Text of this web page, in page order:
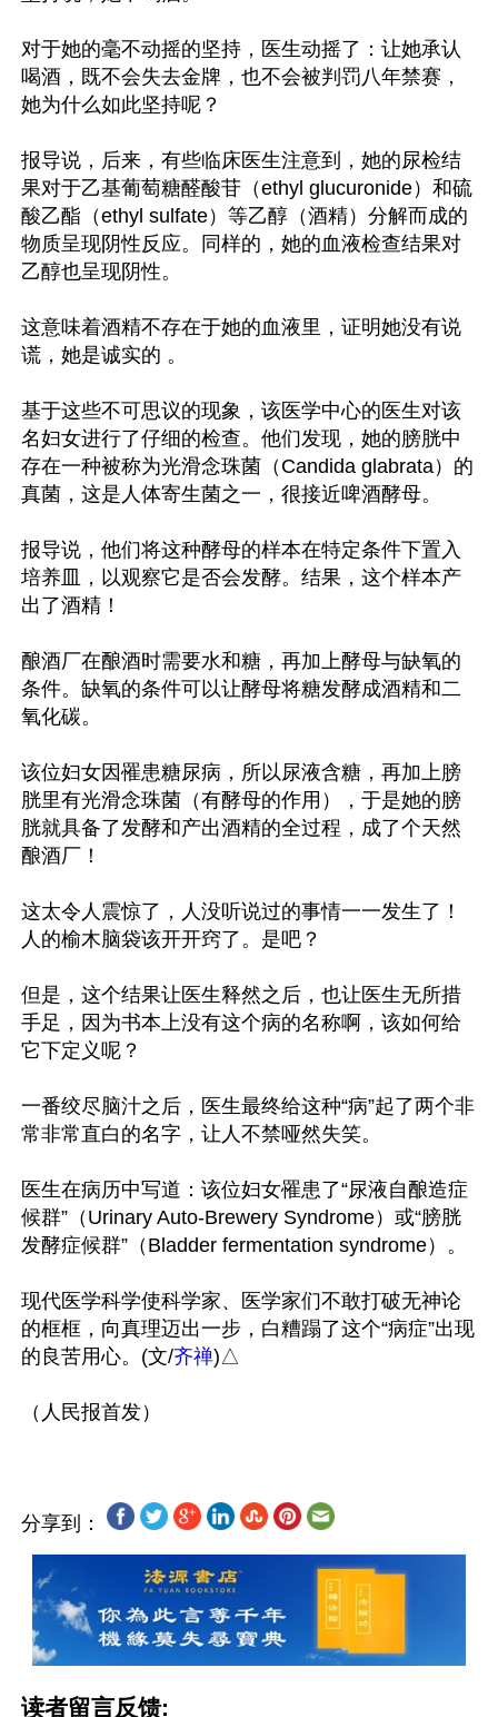
对于她的毫不动摇的坚持，医生动摇了：让她承认
喝酒，既不会失去金牌，也不会被判罚八年禁赛，
她为什么如此坚持呢？
报导说，后来，有些临床医生注意到，她的尿检结
果对于乙基葡萄糖醛酸苷（ethyl glucuronide）和硫
酸乙酯（ethyl sulfate）等乙醇（酒精）分解而成的
物质呈现阴性反应。同样的，她的血液检查结果对
乙醇也呈现阴性。
这意味着酒精不存在于她的血液里，证明她没有说
谎，她是诚实的 。
基于这些不可思议的现象，该医学中心的医生对该
名妇女进行了仔细的检查。他们发现，她的膀胱中
存在一种被称为光滑念珠菌（Candida glabrata）的
真菌，这是人体寄生菌之一，很接近啤酒酵母。
报导说，他们将这种酵母的样本在特定条件下置入
培养皿，以观察它是否会发酵。结果，这个样本产
出了酒精！
酿酒厂在酿酒时需要水和糖，再加上酵母与缺氧的
条件。缺氧的条件可以让酵母将糖发酵成酒精和二
氧化碳。
该位妇女因罹患糖尿病，所以尿液含糖，再加上膀
胱里有光滑念珠菌（有酵母的作用），于是她的膀
胱就具备了发酵和产出酒精的全过程，成了个天然
酿酒厂！
这太令人震惊了，人没听说过的事情一一发生了！
人的榆木脑袋该开开窍了。是吧？
但是，这个结果让医生释然之后，也让医生无所措
手足，因为书本上没有这个病的名称啊，该如何给
它下定义呢？
一番绞尽脑汁之后，医生最终给这种“病”起了两个非
常非常直白的名字，让人不禁哑然失笑。
医生在病历中写道：该位妇女罹患了“尿液自酿造症
候群”（Urinary Auto-Brewery Syndrome）或“膀胱
发酵症候群”（Bladder fermentation syndrome）。
现代医学科学使科学家、医学家们不敢打破无神论
的框框，向真理迈出一步，白糟蹋了这个“病症”出现
的良苦用心。(文/齐禅)△
分享到：
读者留言反馈: